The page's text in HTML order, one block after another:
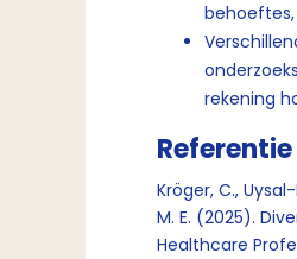
rekening
Referentie
Kröger, C.,
M. E. (2025).
Healthcare